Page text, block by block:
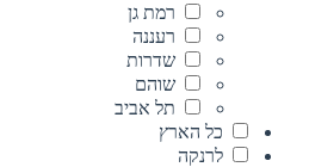
רמת גן
רעננה
שדרות
שוהם
תל אביב
כל הארץ
לרנקה